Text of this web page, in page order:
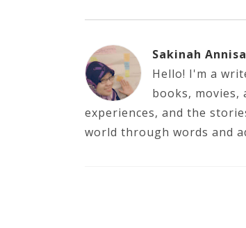
Sakinah
Hello! I'm a
books,
experiences, and the
world through words and